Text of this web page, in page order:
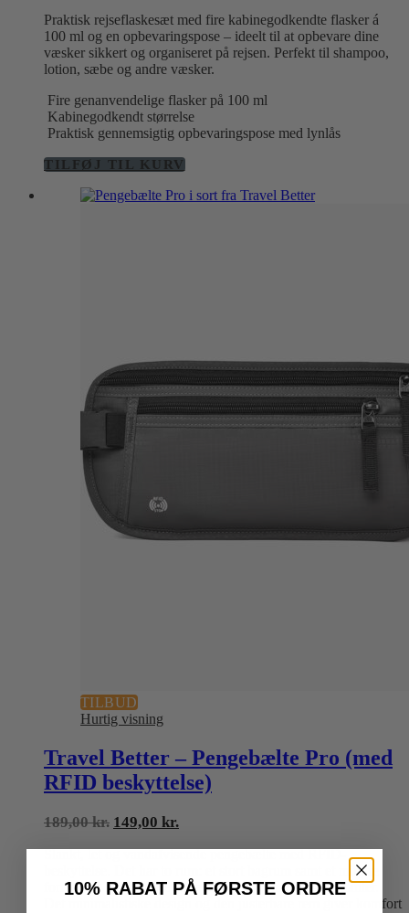
89,00 kr..69,00 kr..
Praktisk rejseflaskesæt med fire kabinegodkendte flasker á
100 ml og en opbevaringspose – ideelt til at opbevare dine
væsker sikkert og organiseret på rejsen. Perfekt til shampoo,
lotion, sæbe og andre væsker.
Fire genanvendelige flasker på 100 ml
Kabinegodkendt størrelse
Praktisk gennemsigtig opbevaringspose med lynlås
TILFØJ TIL KURV
TILBUD
Hurtig visning
Travel Better – Pengebælte Pro (med
RFID beskyttelse)
189,00kr. Den
189,00 kr..
149,00 kr.
er:
149,00 kr..
Slankt, let og vandafvisende pengebælte med RFID-
beskyttelse. Det har to rum: et stort bagrum samt et mindre
forrum og kan rumme både pas, pung, mobil og kontanter.
Det minimalistiske design og den justerbare rem giver komfort
10% RABAT PÅ FØRSTE ORDRE